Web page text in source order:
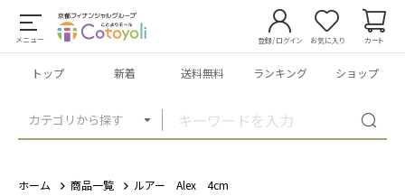
メニュー
カテゴリから探す
登録/ログイン お気に入り カート
トップ 新着 送料無料 ランキング ショップ
ホーム 商品一覧 ルアー Alex 4cm